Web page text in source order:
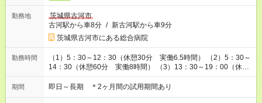
勤務地
茨城県古河市
古河駅から車8分 / 新古河駅から車9分
茨城県古河市にある総合病院
勤務時間
（1）5：30～12：30（休憩30分 実働6.5時間） （2）5：30～
14：30（休憩60分 実働8時間） （3）13：30～19：00（休憩
なし 実働5.5時間）
期間 即日～長期 ＊2ヶ月間の試用期間あり